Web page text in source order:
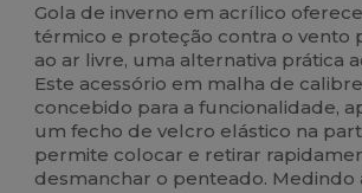
Gola de inverno em acrílico
térmico e proteção contra o vento
ao ar livre, uma alternativa prática
Este acessório em malha de
concebido para a funcionalidade,
um fecho de velcro elástico na
permite colocar e retirar
desmanchar o penteado. Medindo